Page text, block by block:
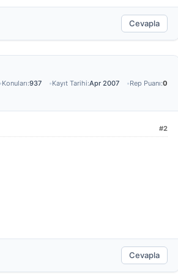
Cevapla
Konuları:937 Kayıt Tarihi:Apr 2007 Rep Puanı:0
#2
Cevapla